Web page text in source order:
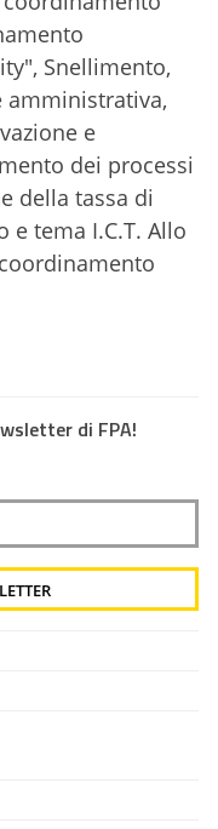
Snellimento,
amministrativa,
e
dei processi
della tassa di
e tema I.C.T. Allo
di FPA!